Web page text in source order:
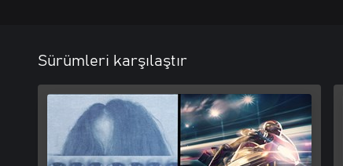
Sürümleri karşılaştır